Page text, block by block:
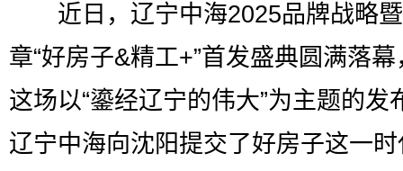
近日，辽宁中海2025品牌战略
章“好房子&精工+”首发盛典圆满落
这场以“鎏经辽宁的伟大”为主题的发
辽宁中海向沈阳提交了好房子这一